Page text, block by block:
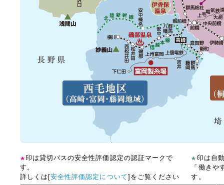
★印は貸切バスの安全性評価認定の認証マークで
す。
詳しくは[安全性評価認定について]をご覧ください
★ 印は自
「働きや
す。